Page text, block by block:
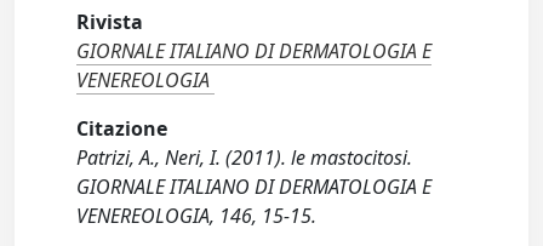
Rivista
GIORNALE ITALIANO DI DERMATOLOGIA E
VENEREOLOGIA
Citazione
Patrizi, A., Neri, I. (2011). le mastocitosi.
GIORNALE ITALIANO DI DERMATOLOGIA E
VENEREOLOGIA, 146, 15-15.